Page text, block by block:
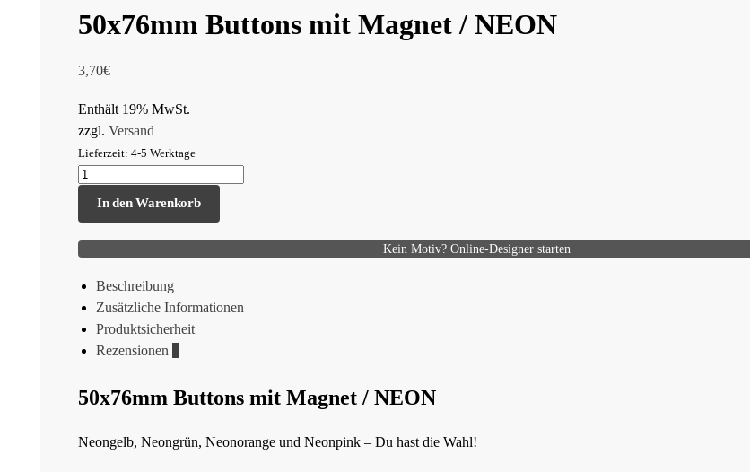
50x76mm Buttons mit Magnet / NEON
3,70€
Enthält 19% MwSt.
zzgl. Versand
Lieferzeit: 4-5 Werktage
In den Warenkorb
Kein Motiv? Online-Designer starten
Beschreibung
Zusätzliche Informationen
Produktsicherheit
Rezensionen
50x76mm Buttons mit Magnet / NEON
Neongelb, Neongrün, Neonorange und Neonpink – Du hast die Wahl!